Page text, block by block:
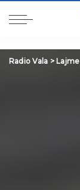
Radio Vala > Lajme